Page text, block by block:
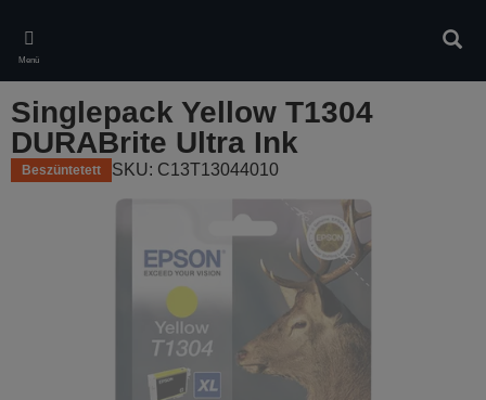
main
content
Menü
Singlepack Yellow T1304
DURABrite Ultra Ink
Beszüntetett SKU: C13T13044010